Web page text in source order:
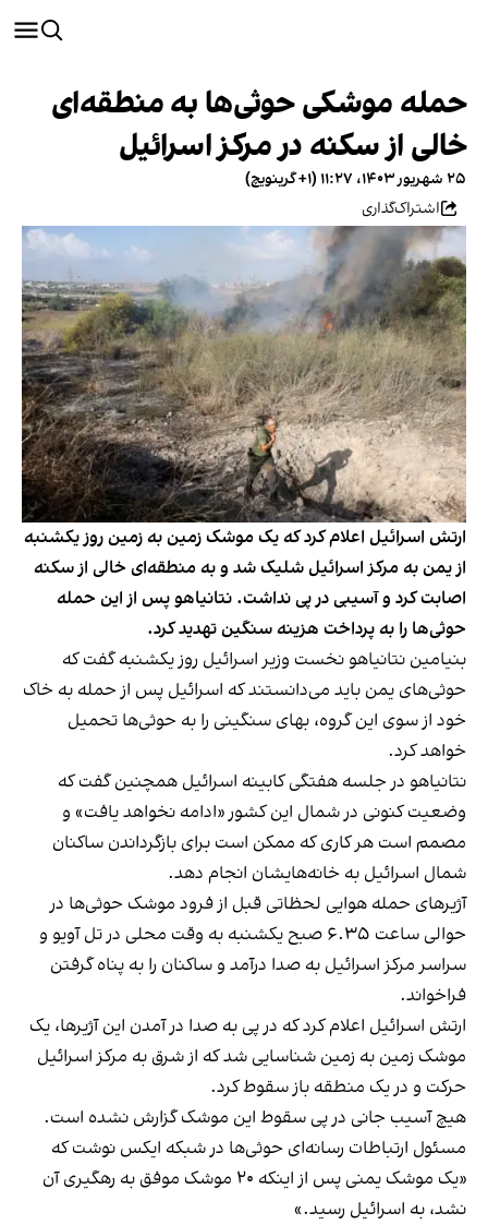
حمله موشکی حوثی‌ها به منطقه‌ای
خالی از سکنه در مرکز اسرائیل
۲۵ شهریور ۱۴۰۳، ۱۱:۲۷ (‎+۱ گرینویچ)
اشتراک‌گذاری
ارتش اسرائیل اعلام کرد که یک موشک زمین به زمین روز یکشنبه
از یمن به مرکز اسرائیل شلیک شد و به منطقه‌ای خالی از سکنه
اصابت کرد و آسیبی در پی نداشت. نتانیاهو پس از این حمله
حوثی‌ها را به پرداخت هزینه سنگین تهدید کرد.
بنیامین نتانیاهو نخست وزیر اسرائیل روز یکشنبه گفت که
حوثی‌های یمن باید می‌دانستند که اسرائیل پس از حمله به خاک
خود از سوی این گروه، بهای سنگینی را به حوثی‌ها تحمیل
خواهد کرد.
نتانیاهو در جلسه هفتگی کابینه اسرائیل همچنین گفت که
وضعیت کنونی در شمال این کشور «ادامه نخواهد یافت» و
مصمم است هر کاری که ممکن است برای بازگرداندن ساکنان
شمال اسرائیل به خانه‌هایشان انجام دهد.
آژیرهای حمله هوایی لحظاتی قبل از فرود موشک حوثی‌ها در
حوالی ساعت ۶.۳۵ صبح یکشنبه به وقت محلی در تل آویو و
سراسر مرکز اسرائیل به صدا درآمد و ساکنان را به پناه گرفتن
فراخواند.
ارتش اسرائیل اعلام کرد که در پی به صدا در آمدن این آژیرها، یک
موشک زمین به زمین شناسایی شد که از شرق به مرکز اسرائیل
حرکت و در یک منطقه باز سقوط کرد.
هیچ آسیب جانی در پی سقوط این موشک گزارش نشده است.
مسئول ارتباطات رسانه‌ای حوثی‌ها در شبکه ایکس نوشت که
«یک موشک یمنی پس از اینکه ۲۰ موشک موفق به رهگیری آن
نشد، به اسرائیل رسید.»